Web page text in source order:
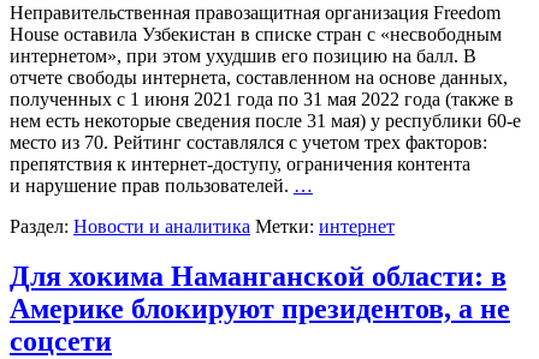
Неправительственная правозащитная организация Freedom
House оставила Узбекистан в списке стран с «несвободным
интернетом», при этом ухудшив его позицию на балл. В
отчете свободы интернета, составленном на основе данных,
полученных с 1 июня 2021 года по 31 мая 2022 года (также в
нем есть некоторые сведения после 31 мая) у республики 60-е
место из 70. Рейтинг составлялся с учетом трех факторов:
препятствия к интернет-доступу, ограничения контента
и нарушение прав пользователей. …
Раздел: Новости и аналитика Метки: интернет
Для хокима Наманганской области: в
Америке блокируют президентов, а не
соцсети